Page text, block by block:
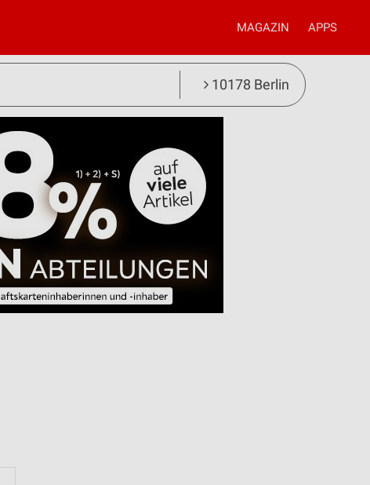
MAGAZIN APPS
10178 Berlin